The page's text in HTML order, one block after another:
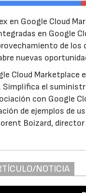
en Google Cloud
en Google
de los
nuevas
Cloud
el
con Google
de ejemplos de
Boizard,
NOTICIA